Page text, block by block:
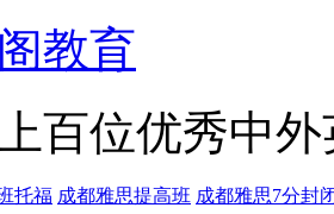
教育
百位优秀中
托福 成都雅思提高班 成都雅思7分封